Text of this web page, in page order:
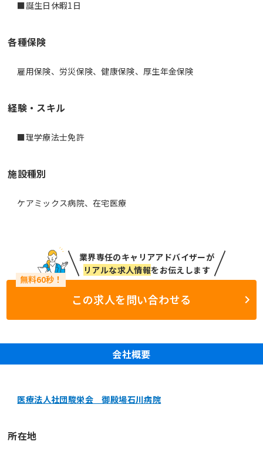
各種保険
雇用保険、労災保険、健康保険、厚生年金保険
経験・スキル
■理学療法士免許
施設種別
ケアミックス病院、在宅医療
業界専任のキャリアアドバイザーが
リアルな求人情報をお伝えします
この求人を問い合わせる
会社概要
医療法人社団駿栄会 御殿場石川病院
所在地